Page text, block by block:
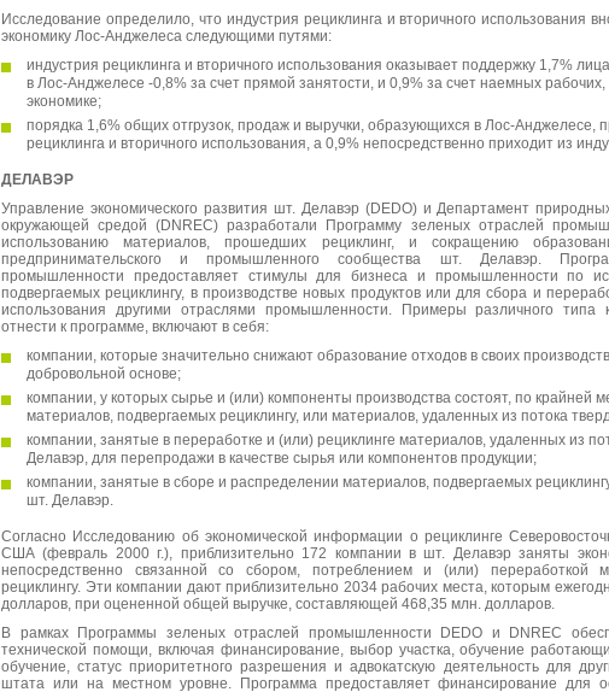
Исследование определило, что индустрия рециклинга и вторичного использования
экономику Лос-Анджелеса следующими путями:
индустрия рециклинга и вторичного использования оказывает поддержку 1,7%
в Лос-Анджелесе -0,8% за счет прямой занятости, и 0,9% за счет наемных рабочих,
экономике;
порядка 1,6% общих отгрузок, продаж и выручки, образующихся в Лос-Анджелесе,
рециклинга и вторичного использования, а 0,9% непосредственно приходит из
ДЕЛАВЭР
Управление экономического развития шт. Делавэр (DEDO) и Департамент
окружающей средой (DNREC) разработали Программу зеленых отраслей
использованию материалов, прошедших рециклинг, и сокращению
предпринимательского и промышленного сообщества шт. Делавэр.
промышленности предоставляет стимулы для бизнеса и промышленности по
подвергаемых рециклингу, в производстве новых продуктов или для сбора и
использования другими отраслями промышленности. Примеры различного типа
отнести к программе, включают в себя:
компании, которые значительно снижают образование отходов в своих
добровольной основе;
компании, у которых сырье и (или) компоненты производства состоят, по крайней
материалов, подвергаемых рециклингу, или материалов, удаленных из потока
компании, занятые в переработке и (или) рециклинге материалов, удаленных из
Делавэр, для перепродажи в качестве сырья или компонентов продукции;
компании, занятые в сборе и распределении материалов, подвергаемых
шт. Делавэр.
Согласно Исследованию об экономической информации о рециклинге
США (февраль 2000 г.), приблизительно 172 компании в шт. Делавэр заняты
непосредственно связанной со сбором, потреблением и (или) переработкой
рециклингу. Эти компании дают приблизительно 2034 рабочих места, которым
долларов, при оцененной общей выручке, составляющей 468,35 млн. долларов.
В рамках Программы зеленых отраслей промышленности DEDO и DNREC
технической помощи, включая финансирование, выбор участка, обучение
обучение, статус приоритетного разрешения и адвокатскую деятельность для
штата или на местном уровне. Программа предоставляет финансирование для